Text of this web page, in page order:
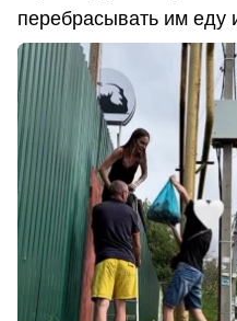
перебрасывать им еду